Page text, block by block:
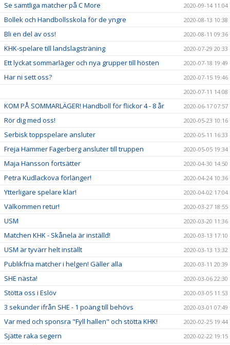
Se samtliga matcher på C More 2020-09-14 11:04
Bollek och Handbollsskola för de yngre 2020-08-13 10:38
Bli en del av oss! 2020-08-11 09:36
KHK-spelare till landslagsträning 2020-07-29 20:33
Ett lyckat sommarläger och nya grupper till hösten 2020-07-18 19:49
Har ni sett oss?
2020-07-15 19:46
2020-07-11 14:08
KOM PÅ SOMMARLÄGER! Handboll för flickor 4 - 8 år 2020-06-17 07:57
Rör dig med oss! 2020-05-23 10:16
Serbisk toppspelare ansluter 2020-05-11 16:33
Freja Hammer Fagerberg ansluter till truppen 2020-05-05 19:34
Maja Hansson fortsätter 2020-04-30 14:50
Petra Kudlackova förlänger! 2020-04-24 10:36
Ytterligare spelare klar! 2020-04-02 17:04
Välkommen retur! 2020-03-27 18:55
USM 2020-03-20 11:36
Matchen KHK - Skånela är inställd! 2020-03-13 17:10
USM är tyvärr helt inställt 2020-03-13 13:32
Publikfria matcher i helgen! Gäller alla 2020-03-11 20:39
SHE nästa! 2020-03-06 22:30
Stötta oss i Eslöv 2020-03-05 11:53
3 sekunder ifrån SHE - 1 poäng till behövs 2020-03-01 07:49
Var med och sponsra "Fyll hallen" och stötta KHK! 2020-02-25 19:44
Sjätte raka segern 2020-02-22 19:15